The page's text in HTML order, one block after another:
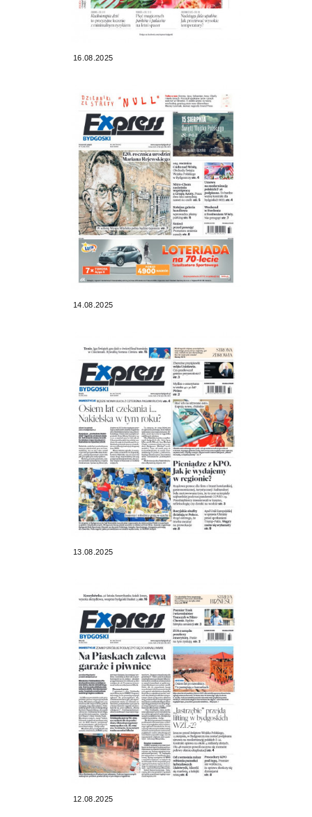
16.08.2025
14.08.2025
13.08.2025
12.08.2025